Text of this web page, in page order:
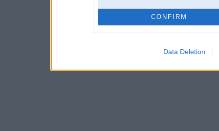
CONFIRM
Data Deletion